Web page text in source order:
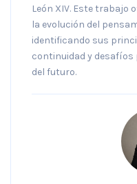
León XIV. Este trabajo
la evolución del
identificando sus
continuidad y desafíos
del futuro.